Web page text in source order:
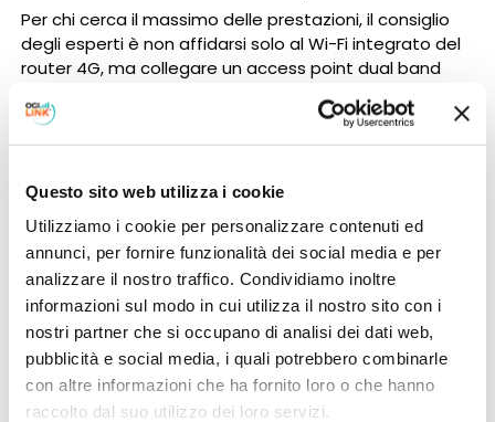
Questo sito web utilizza i cookie
Utilizziamo i cookie per personalizzare contenuti ed
annunci, per fornire funzionalità dei social media e per
analizzare il nostro traffico. Condividiamo inoltre
informazioni sul modo in cui utilizza il nostro sito con i
nostri partner che si occupano di analisi dei dati web,
pubblicità e social media, i quali potrebbero combinarle
con altre informazioni che ha fornito loro o che hanno
raccolto dal suo utilizzo dei loro servizi.
Per chi cerca il massimo delle prestazioni, il consiglio
degli esperti è non affidarsi solo al Wi-Fi integrato del
router 4G, ma collegare un access point dual band
Tuttavia, se dopo questi accorgimenti la connessione
non funziona ancora correttamente, il problema
una fibra poco efficiente.
Quando rivolgersi a un
professionista della connettività
Molte persone provano a risolvere autonomamente i
problemi di rete, ma non sempre ottengono risultati
soddisfacenti. Se nonostante i tentativi la
connessione rimane instabile, è il momento di
chiedere un aiuto.